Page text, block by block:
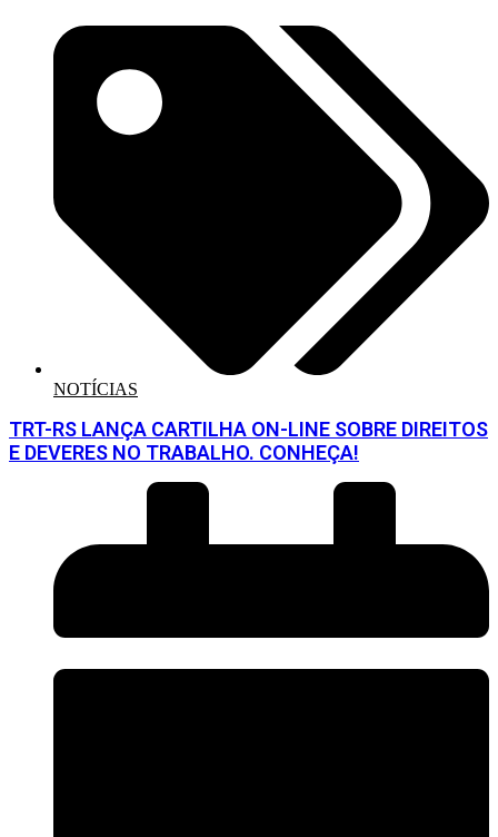
NOTÍCIAS
TRT-RS LANÇA CARTILHA ON-LINE SOBRE DIREITOS
E DEVERES NO TRABALHO. CONHEÇA!